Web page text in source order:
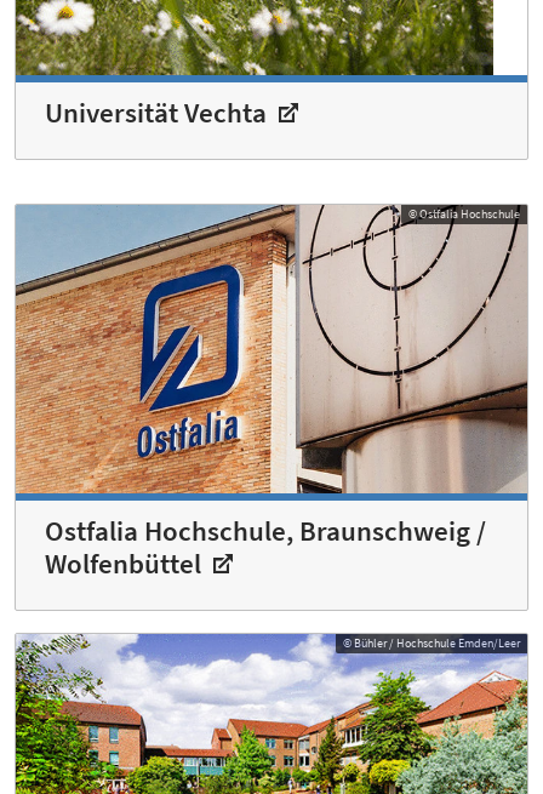
Universität Vechta
© Ostfalia Hochschule
Ostfalia Hochschule, Braunschweig /
Wolfenbüttel
© Bühler / Hochschule Emden/Leer